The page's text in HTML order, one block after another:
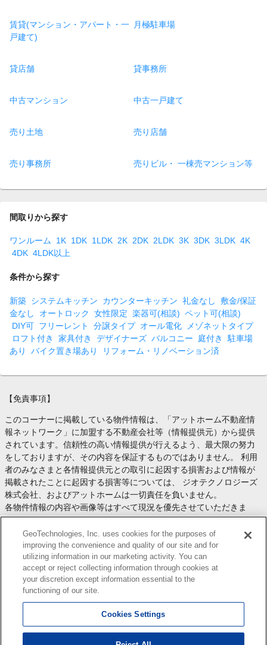
賃貸(マンション・アパート・一
戸建て)
月極駐車場
貸店舗 貸事務所
中古マンション 中古一戸建て
売り土地 売り店舗
売り事務所 売りビル・ 一棟売マンション等
間取りから探す
ワンルーム 1K 1DK 1LDK 2K 2DK 2LDK 3K 3DK 3LDK 4K
4DK 4LDK以上
条件から探す
新築 システムキッチン カウンターキッチン 礼金なし
敷金/保証
金なし
オートロック 女性限定 楽器可(相談) ペット可(相談)
DIY可 フリーレント 分譲タイプ オール電化
メゾネットタイプ
ロフト付き
家具付き デザイナーズ バルコニー 庭付き
駐車場
あり
バイク置き場あり リフォーム・リノベーション済
【免責事項】
このコーナーに掲載している物件情報は、「アットホーム不動産情
報ネットワーク」に加盟する不動産会社等（情報提供元）から提供
されています。信頼性の高い情報提供が行えるよう、最大限の努力
をしておりますが、その内容を保証するものではありません。 利用
者のみなさまと各情報提供元との取引に起因する損害および情報が
掲載されたことに起因する損害等については、 ジオテクノロジーズ
株式会社、およびアットホームは一切責任を負いません。
各物件情報の内容や画像等はすべて現況を優先させていただきま
す。
お取引等（お取引の準備、資金調達等を含みます）の際には、内容
や契約条件等について、 各情報提供元より十分な説明を受け、ご自
身でご確認の上、判断してください。
このコーナーへの物件情報のご掲載、その他不動産業務ソリューシ
ョン等についての不動産会社様のお問合せはこちら
します。
GeoTechnologies, Inc. uses cookies for the purposes of
improving the convenience and quality of our site and for
utilizing information in our marketing activity. You can
accept or reject collecting information through cookies at
your discretion except information essential to the
functioning of our site.
Cookies Settings